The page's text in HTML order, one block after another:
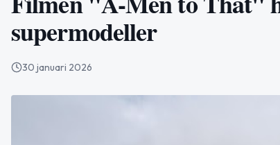
supermodeller
30 januari 2026